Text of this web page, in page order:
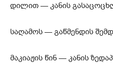
დილით — კანის
საღამოს — გაწმენდის
მაკიაჟის წინ — კანის